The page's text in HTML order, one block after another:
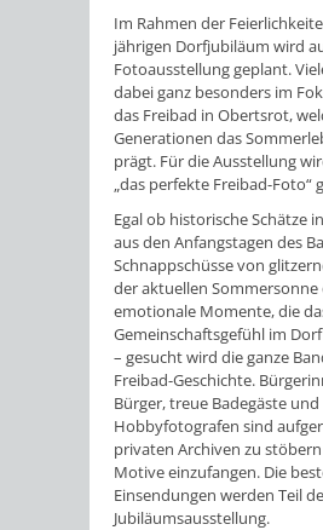
Im Rahmen der
jährigen Dorfjubiläum wird
Fotoausstellung geplant.
dabei ganz besonders im
das Freibad in Obertsrot,
Generationen das
prägt. Für die Ausstellung
„das perfekte Freibad-Foto“
Egal ob historische Schätze
aus den Anfangstagen des
Schnappschüsse von
der aktuellen Sommersonne
emotionale Momente, die
Gemeinschaftsgefühl im
– gesucht wird die ganze
Freibad-Geschichte.
Bürger, treue Badegäste und
Hobbyfotografen sind
privaten Archiven zu
Motive einzufangen. Die
Einsendungen werden Teil
Jubiläumsausstellung.